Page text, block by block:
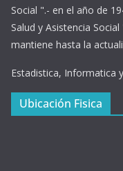
Social ".- en el año de
Salud y Asistencia
mantiene hasta la
Estadistica, Informatica
Ubicación Fisica